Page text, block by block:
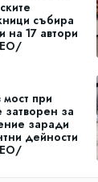
събира
на 17 автори
при
затворен за
заради
дейности